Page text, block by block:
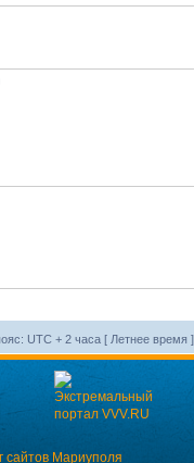
UTC + 2 часа [ Летнее время ]